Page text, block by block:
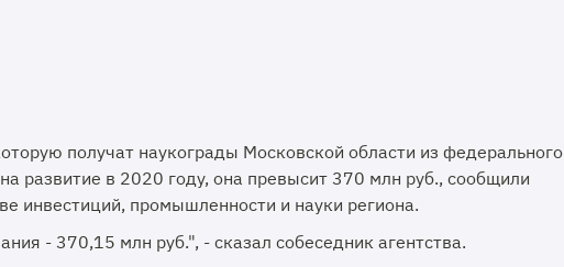
получат наукограды Московской области из федерального
развитие в 2020 году, она превысит 370 млн руб., сообщили
инвестиций, промышленности и науки региона.
- 370,15 млн руб.", - сказал собеседник агентства.